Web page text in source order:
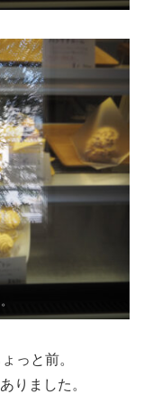
っと前。
りました。